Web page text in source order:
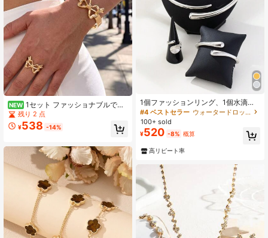
NEW 1セット ファッショナブルでシ
ックなゴールドリボンブレスレット&
リングジュエリーセット、女性の日
常着用とパーティーギフトアクセサ
残り 2 点
¥538 -14%
1個ファッションリング、1個水滴ブ
レスレット、1個ネイルカラーネック
レス、合金コンビネーションセッ
ト、女性の日常着用に適しています
#4 ベストセラー
ウォータードロップ 女性用ジュエリーセット
100+ sold
¥520 -8% 概算
高リピート率